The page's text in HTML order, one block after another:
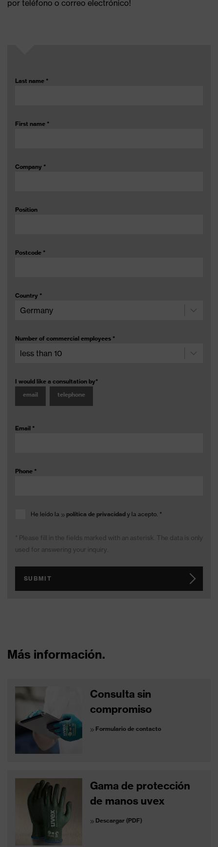
por teléfono o correo electrónico!
Last name *
First name *
Company *
Position
Postcode *
Country *
Number of commercial employees *
I would like a consultation by*
email
telephone
Email *
Phone *
He leído la política de privacidad y la acepto. *
* Please fill in the fields marked with an asterisk. The data is only
used for answering your inquiry.
SUBMIT
Más información.
Consulta sin
compromiso
Formulario de contacto
Gama de protección
de manos uvex
Descargar (PDF)